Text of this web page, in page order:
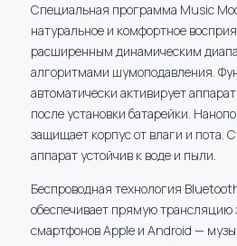
Специальная программа Music
натуральное и комфортное
расширенным динамическим
алгоритмами шумоподавления.
автоматически активирует
после установки батарейки.
защищает корпус от влаги и пота.
аппарат устойчив к воде и пыли.
Беспроводная технология
обеспечивает прямую трансляцию
смартфонов Apple и Android —